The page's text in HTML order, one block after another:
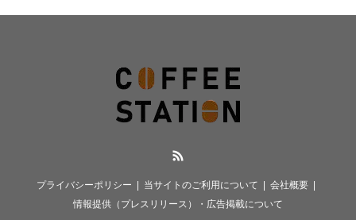
プライバシーポリシー 当サイトのご利用について
会社概要
情報提供（プレスリリース）・広告掲載について